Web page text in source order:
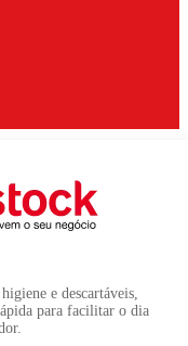
e descartáveis,
para facilitar o dia